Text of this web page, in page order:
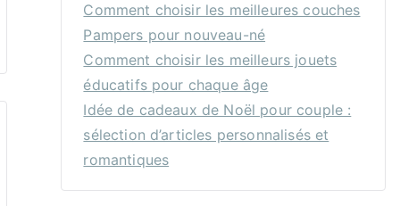
Comment choisir les meilleures couches
Pampers pour nouveau-né
Comment choisir les meilleurs jouets
éducatifs pour chaque âge
Idée de cadeaux de Noël pour couple :
sélection d’articles personnalisés et
romantiques